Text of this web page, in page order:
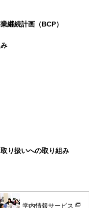
継続計画（BCP）
り扱いへの取り組み
学内情報サービス